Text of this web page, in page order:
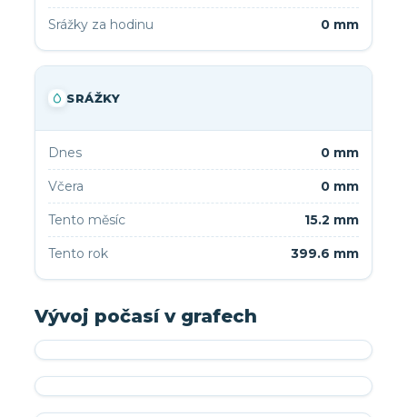
Srážky za hodinu 0 mm
SRÁŽKY
Dnes 0 mm
Včera 0 mm
Tento měsíc 15.2 mm
Tento rok 399.6 mm
Vývoj počasí v grafech